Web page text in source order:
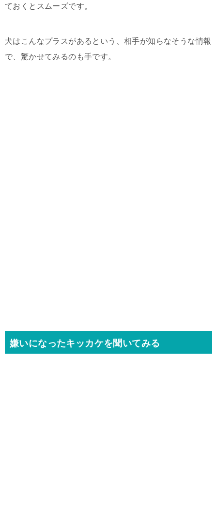
ておくとスムーズです。
犬はこんなプラスがあるという、相手が知らなそうな情報
で、驚かせてみるのも手です。
嫌いになったキッカケを聞いてみる